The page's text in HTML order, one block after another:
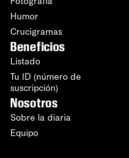
Humor
Crucigramas
Beneficios
Listado
Tu ID (número de
suscripción)
Nosotros
Sobre la diaria
Equipo